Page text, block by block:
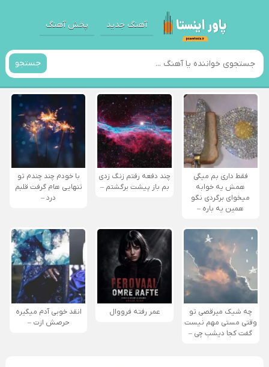
آهنگ جدید پخش آهنگ
جستجو
فقط داری بم میگی
همش یه خوابه
میخوای برگردی نگو
همین یه باره –
چند دفعه رفتم زنگ زدی
بم باز پیشت برگشتم –
با خودم چند چندم تو
تنهایی هام گرفت قلبم
درد –
چه شیک میرقصی تو
وقتی مستی مهم نیست
گفت کجا دیشب چی –
عمر رفته فرووال
انقد خوبی آدم میگیره
حرصش ازت –